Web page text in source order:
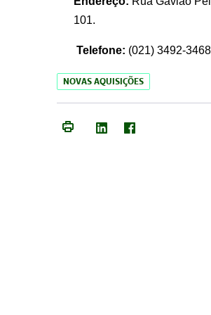
101.
Telefone: (021) 3492-3468
NOVAS AQUISIÇÕES